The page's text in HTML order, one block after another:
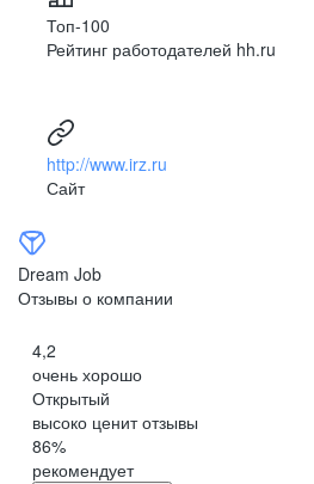
Топ-100
Рейтинг работодателей hh.ru
http://www.irz.ru
Сайт
Dream Job
Отзывы о компании
4,2
очень хорошо
Открытый
высоко ценит отзывы
86%
рекомендует